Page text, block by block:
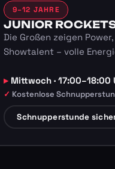
9–12 JAHRE
JUNIOR
Die Großen zeigen
Showtalent – volle
Mittwoch · 17:00–18:00
Kostenlose
Schnupperstunde